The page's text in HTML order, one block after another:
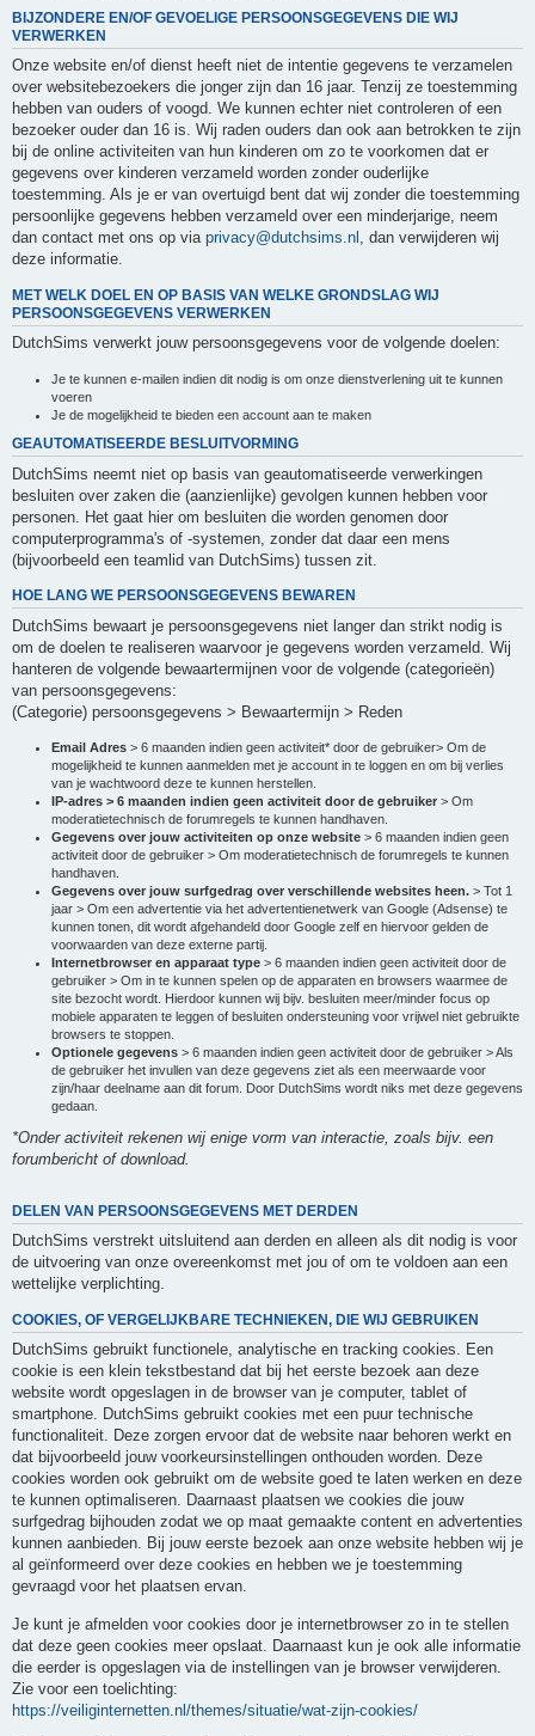
BIJZONDERE EN/OF GEVOELIGE PERSOONSGEGEVENS DIE WIJ
VERWERKEN
Onze website en/of dienst heeft niet de intentie gegevens te verzamelen
over websitebezoekers die jonger zijn dan 16 jaar. Tenzij ze toestemming
hebben van ouders of voogd. We kunnen echter niet controleren of een
bezoeker ouder dan 16 is. Wij raden ouders dan ook aan betrokken te zijn
bij de online activiteiten van hun kinderen om zo te voorkomen dat er
gegevens over kinderen verzameld worden zonder ouderlijke
toestemming. Als je er van overtuigd bent dat wij zonder die toestemming
persoonlijke gegevens hebben verzameld over een minderjarige, neem
dan contact met ons op via privacy@dutchsims.nl , dan verwijderen wij
deze informatie.
MET WELK DOEL EN OP BASIS VAN WELKE GRONDSLAG WIJ
PERSOONSGEGEVENS VERWERKEN
DutchSims verwerkt jouw persoonsgegevens voor de volgende doelen:
Je te kunnen e-mailen indien dit nodig is om onze dienstverlening uit te kunnen
voeren
Je de mogelijkheid te bieden een account aan te maken
GEAUTOMATISEERDE BESLUITVORMING
DutchSims neemt niet op basis van geautomatiseerde verwerkingen
besluiten over zaken die (aanzienlijke) gevolgen kunnen hebben voor
personen. Het gaat hier om besluiten die worden genomen door
computerprogramma's of -systemen, zonder dat daar een mens
(bijvoorbeeld een teamlid van DutchSims) tussen zit.
HOE LANG WE PERSOONSGEGEVENS BEWAREN
DutchSims bewaart je persoonsgegevens niet langer dan strikt nodig is
om de doelen te realiseren waarvoor je gegevens worden verzameld. Wij
hanteren de volgende bewaartermijnen voor de volgende (categorieën)
van persoonsgegevens:
(Categorie) persoonsgegevens > Bewaartermijn > Reden
Email Adres > 6 maanden indien geen activiteit* door de gebruiker> Om de
mogelijkheid te kunnen aanmelden met je account in te loggen en om bij verlies
van je wachtwoord deze te kunnen herstellen.
IP-adres > 6 maanden indien geen activiteit door de gebruiker > Om
moderatietechnisch de forumregels te kunnen handhaven.
Gegevens over jouw activiteiten op onze website > 6 maanden indien geen
activiteit door de gebruiker > Om moderatietechnisch de forumregels te kunnen
handhaven.
Gegevens over jouw surfgedrag over verschillende websites heen. > Tot 1
jaar > Om een advertentie via het advertentienetwerk van Google (Adsense) te
kunnen tonen, dit wordt afgehandeld door Google zelf en hiervoor gelden de
voorwaarden van deze externe partij.
Internetbrowser en apparaat type > 6 maanden indien geen activiteit door de
gebruiker > Om in te kunnen spelen op de apparaten en browsers waarmee de
site bezocht wordt. Hierdoor kunnen wij bijv. besluiten meer/minder focus op
mobiele apparaten te leggen of besluiten ondersteuning voor vrijwel niet gebruikte
browsers te stoppen.
Optionele gegevens > 6 maanden indien geen activiteit door de gebruiker > Als
de gebruiker het invullen van deze gegevens ziet als een meerwaarde voor
zijn/haar deelname aan dit forum. Door DutchSims wordt niks met deze gegevens
gedaan.
*Onder activiteit rekenen wij enige vorm van interactie, zoals bijv. een
forumbericht of download.
DELEN VAN PERSOONSGEGEVENS MET DERDEN
DutchSims verstrekt uitsluitend aan derden en alleen als dit nodig is voor
de uitvoering van onze overeenkomst met jou of om te voldoen aan een
wettelijke verplichting.
COOKIES, OF VERGELIJKBARE TECHNIEKEN, DIE WIJ GEBRUIKEN
DutchSims gebruikt functionele, analytische en tracking cookies. Een
cookie is een klein tekstbestand dat bij het eerste bezoek aan deze
website wordt opgeslagen in de browser van je computer, tablet of
smartphone. DutchSims gebruikt cookies met een puur technische
functionaliteit. Deze zorgen ervoor dat de website naar behoren werkt en
dat bijvoorbeeld jouw voorkeursinstellingen onthouden worden. Deze
cookies worden ook gebruikt om de website goed te laten werken en deze
te kunnen optimaliseren. Daarnaast plaatsen we cookies die jouw
surfgedrag bijhouden zodat we op maat gemaakte content en advertenties
kunnen aanbieden. Bij jouw eerste bezoek aan onze website hebben wij je
al geïnformeerd over deze cookies en hebben we je toestemming
gevraagd voor het plaatsen ervan.
Je kunt je afmelden voor cookies door je internetbrowser zo in te stellen
dat deze geen cookies meer opslaat. Daarnaast kun je ook alle informatie
die eerder is opgeslagen via de instellingen van je browser verwijderen.
Zie voor een toelichting:
https://veiliginternetten.nl/themes/situatie/wat-zijn-cookies/